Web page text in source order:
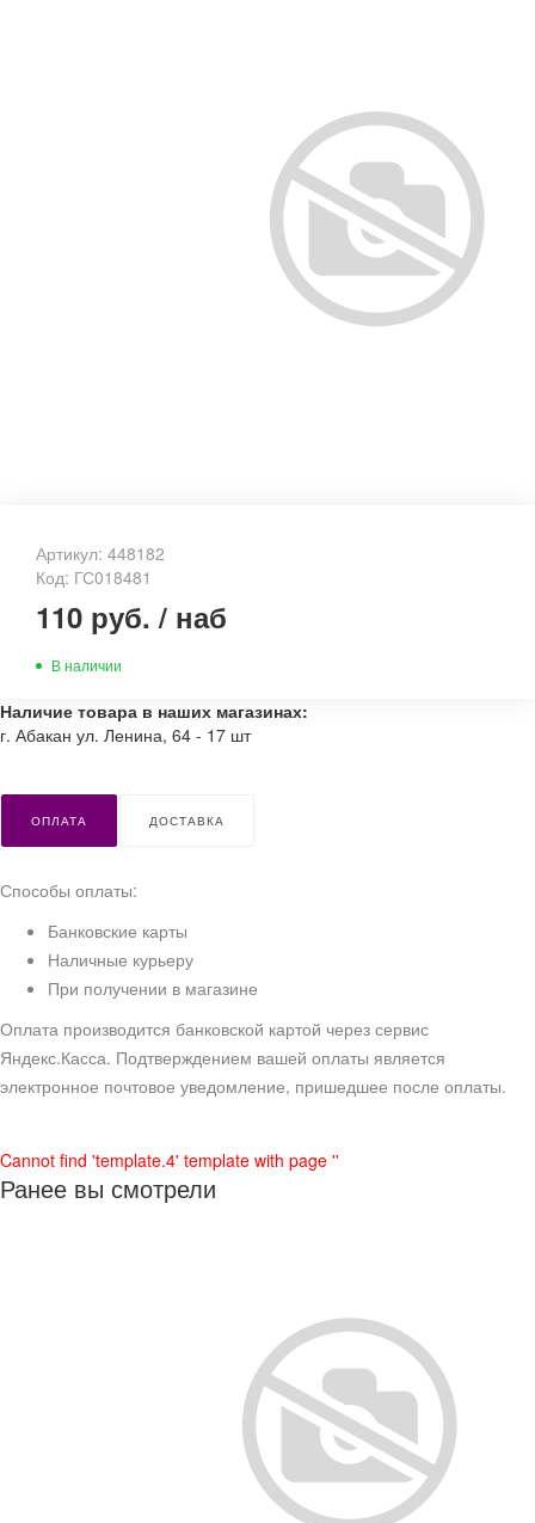
Артикул: 448182
Код: ГС018481
110 руб./ наб
В наличии
Наличие товара в наших магазинах:
г. Абакан ул. Ленина, 64 - 17 шт
ОПЛАТА ДОСТАВКА
Способы оплаты:
Банковские карты
Наличные курьеру
При получении в магазине
Оплата производится банковской картой через сервис
Яндекс.Касса. Подтверждением вашей оплаты является
электронное почтовое уведомление, пришедшее после оплаты.
Cannot find 'template.4' template with page ''
Ранее вы смотрели